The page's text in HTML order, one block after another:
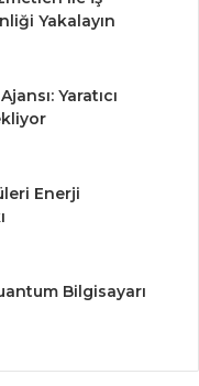
Yakalayın
Yaratıcı
Enerji
Bilgisayarı